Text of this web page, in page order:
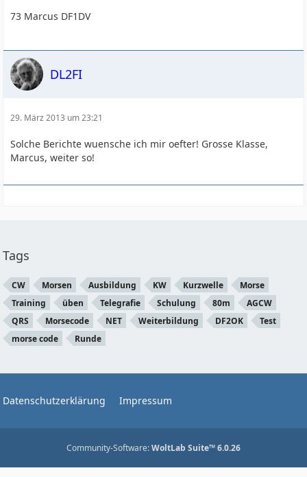
73 Marcus DF1DV
DL2FI
29. März 2013 um 23:21
Solche Berichte wuensche ich mir oefter! Grosse Klasse,
Marcus, weiter so!
Tags
CW Morsen Ausbildung KW Kurzwelle
Morse
Training
üben Telegrafie Schulung 80m
AGCW
QRS
Morsecode NET Weiterbildung DF2OK
Test
morse code
Runde
Datenschutzerklärung Impressum
Community-Software:WoltLab Suite™ 6.0.26